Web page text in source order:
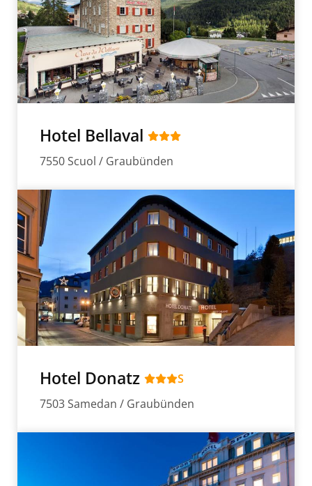
Hotel Bellaval
7550 Scuol / Graubünden
Hotel Donatz
S
7503 Samedan / Graubünden